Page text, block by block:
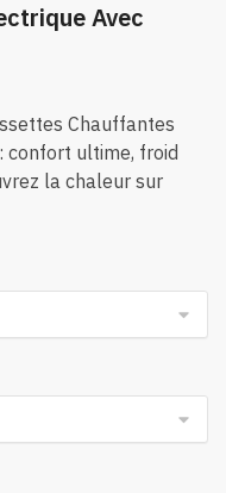
Avec
Chauffantes
confort ultime, froid
la chaleur sur